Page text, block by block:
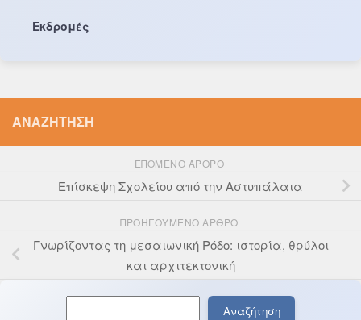
Εκδρομές
ΑΝΑΖΉΤΗΣΗ
ΕΠΌΜΕΝΟ ΆΡΘΡΟ
Επίσκεψη Σχολείου από την Αστυπάλαια
ΠΡΟΗΓΟΎΜΕΝΟ ΆΡΘΡΟ
Γνωρίζοντας τη μεσαιωνική Ρόδο: ιστορία, θρύλοι
και αρχιτεκτονική
Αναζήτηση